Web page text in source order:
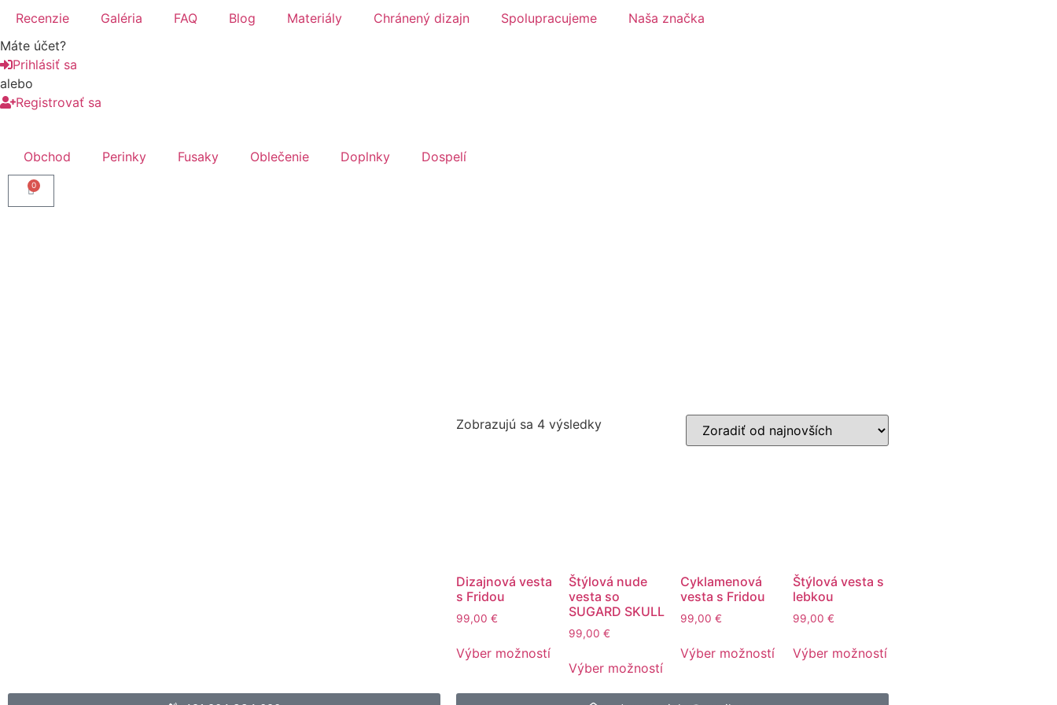
Recenzie Galéria FAQ Blog Materiály Chránený dizajn Spolupracujeme
Naša značka
Máte účet?
Prihlásiť sa
alebo
Registrovať sa
Obchod Perinky Fusaky Oblečenie Doplnky Dospelí
0
Zobrazujú sa 4 výsledky
Dizajnová vesta
s Fridou
99,00 €
Výber možností
Štýlová nude
vesta so
SUGARD SKULL
99,00 €
Výber možností
Cyklamenová
vesta s Fridou
99,00 €
Výber možností
Štýlová vesta s
lebkou
99,00 €
Výber možností